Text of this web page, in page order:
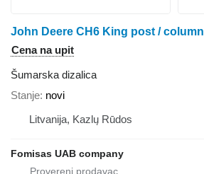
John Deere CH6 King post / column
Cena na upit
Šumarska dizalica
Stanje novi
Litvanija, Kazlų Rūdos
Fomisas UAB company